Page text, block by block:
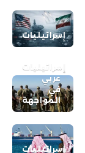
إسرائيليات
إسرائيليات
عربي
في
المواجهة
إسرائيليات